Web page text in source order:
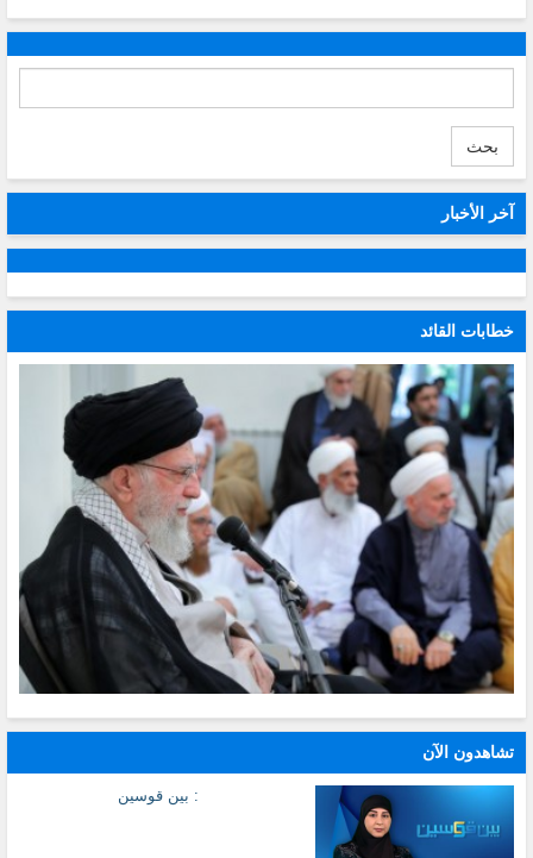
بحث
آخر الأخبار
خطابات القائد
تشاهدون الآن
: بين قوسين